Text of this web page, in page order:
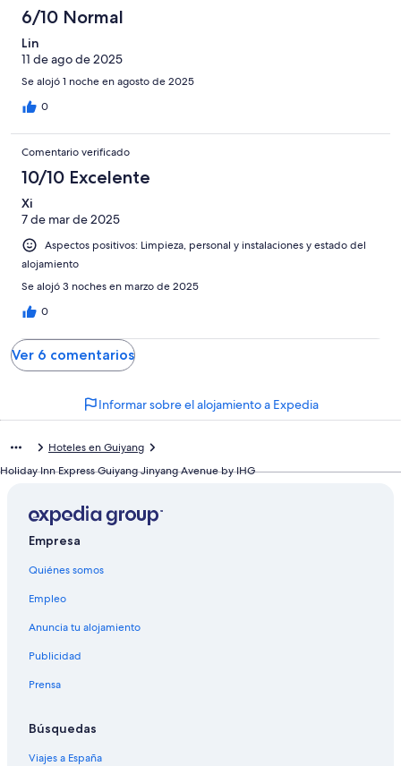
6/10 Normal
Lin
11 de ago de 2025
Se alojó 1 noche en agosto de 2025
0
Comentario verificado
10/10 Excelente
Xi
7 de mar de 2025
Aspectos positivos: Limpieza, personal y instalaciones y estado del
alojamiento
Se alojó 3 noches en marzo de 2025
0
Ver 6 comentarios
Informar sobre el alojamiento a Expedia
Hoteles en Guiyang
Holiday Inn Express Guiyang Jinyang Avenue by IHG
Empresa
Quiénes somos
Empleo
Anuncia tu alojamiento
Publicidad
Prensa
Búsquedas
Viajes a España